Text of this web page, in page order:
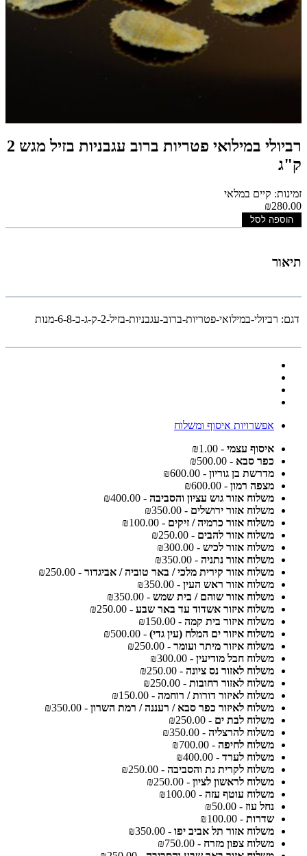
רביולי במילואי פטריות ברוב עגבניות בזיל מגש 2
ק"ג
זמינות: קיים במלאי
₪280.00
הוספה לסל
תיאור
דגם: רביולי-במילואי-פטריות-ברוב-עגבניות-בזיל-2-ק-ג-כ-6-8-מנות
אפשרויות איסוף ומשלוח
איסוף עצמי - ₪1.00
כפר סבא - ₪500.00
מדרשת בן גוריון - ₪600.00
מצפה רמון - ₪600.00
משלוח אזור גוש עציון והסביבה - ₪400.00
משלוח אזור ירושלים - ₪350.00
משלוח אזור כרמיה / זיקים - ₪100.00
משלוח אזור להבים - ₪250.00
משלוח אזור לכיש - ₪300.00
משלוח אזור נתניה - ₪350.00
משלוח אזור קירית מלכי / באר טוביה / אביגדור - ₪250.00
משלוח אזור ראש העין - ₪350.00
משלוח אזור שוהם / בית שמש - ₪350.00
משלוח איזור אשדוד עד באר שבע - ₪250.00
משלוח איזור בית קמה - ₪150.00
משלוח איזור ים המלח (עין גדי) - ₪500.00
משלוח איזור מיתר ועומר - ₪250.00
משלוח חבל מודיעין - ₪300.00
משלוח לאזור נס ציונה - ₪250.00
משלוח לאזור רחובות - ₪250.00
משלוח לאיזור דורות / רוחמה - ₪150.00
משלוח לאיזור כפר סבא / רעננה / רמת השרון - ₪350.00
משלוח לבת ים - ₪250.00
משלוח להרצליה - ₪350.00
משלוח לחיפה - ₪700.00
משלוח לערד - ₪400.00
משלוח לקרית גת והסביבה - ₪250.00
משלוח לראשון לציון - ₪250.00
משלוח עוטף עזה - ₪100.00
נחל עוז - ₪50.00
שדרות - ₪100.00
משלוח אזור תל אביב יפו - ₪350.00
משלוח צפון מזרח - ₪750.00